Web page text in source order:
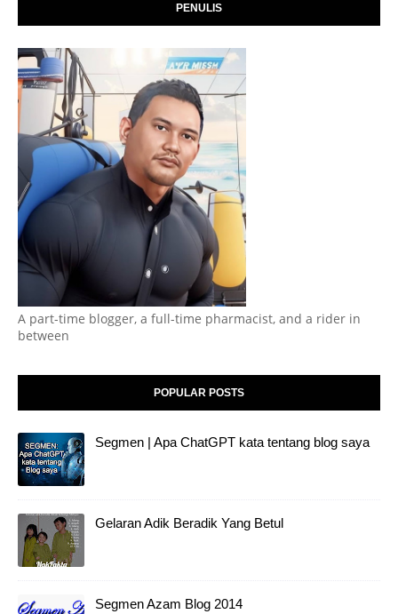
PENULIS
A part-time blogger, a full-time pharmacist, and a rider in
between
POPULAR POSTS
Segmen | Apa ChatGPT kata tentang blog saya
Gelaran Adik Beradik Yang Betul
Segmen Azam Blog 2014